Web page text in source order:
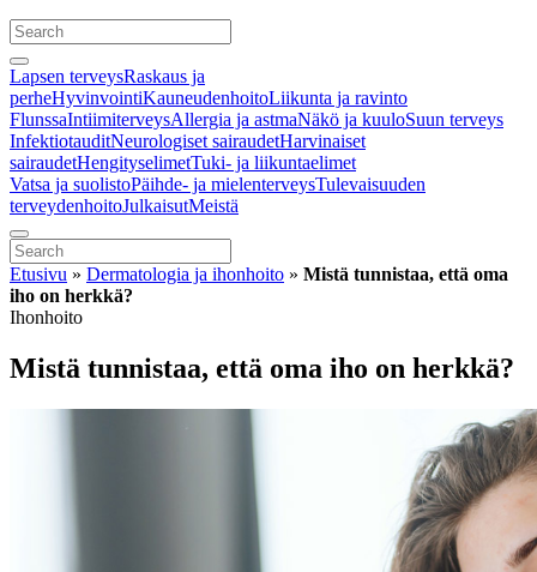
Lapsen terveysRaskaus ja
perheHyvinvointiKauneudenhoitoLiikunta ja ravinto
FlunssaIntiimiterveysAllergia ja astmaNäkö ja kuuloSuun terveys
InfektiotauditNeurologiset sairaudetHarvinaiset
sairaudetHengityselimetTuki- ja liikuntaelimet
Vatsa ja suolistoPäihde- ja mielenterveysTulevaisuuden
terveydenhoitoJulkaisutMeistä
Etusivu » Dermatologia ja ihonhoito » Mistä tunnistaa, että oma
iho on herkkä?
Ihonhoito
Mistä tunnistaa, että oma iho on herkkä?